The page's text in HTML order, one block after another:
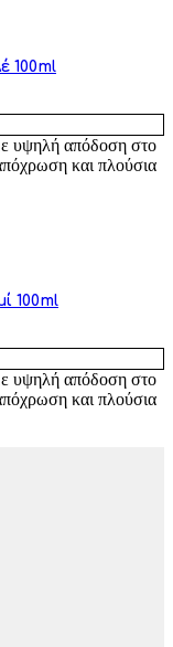
100ml
υψηλή απόδοση στο
και πλούσια
100ml
υψηλή απόδοση στο
και πλούσια